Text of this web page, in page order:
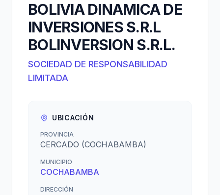
BOLIVIA DINAMICA DE
INVERSIONES S.R.L
BOLINVERSION S.R.L.
SOCIEDAD DE RESPONSABILIDAD
LIMITADA
UBICACIÓN
PROVINCIA
CERCADO (COCHABAMBA)
MUNICIPIO
COCHABAMBA
DIRECCIÓN